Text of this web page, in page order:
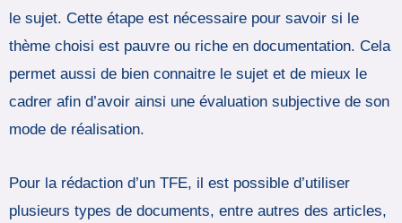
le sujet. Cette étape est nécessaire pour savoir si le
thème choisi est pauvre ou riche en documentation. Cela
permet aussi de bien connaitre le sujet et de mieux le
cadrer afin d’avoir ainsi une évaluation subjective de son
mode de réalisation.
Pour la rédaction d’un TFE, il est possible d’utiliser
plusieurs types de documents, entre autres des articles,